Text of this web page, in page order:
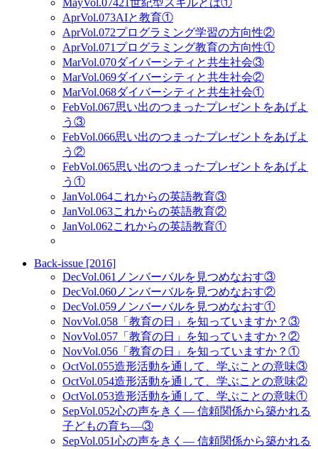
MayVol.07421世紀型スキルとは①
AprVol.073AIと教育①
AprVol.072プログラミング学習の方向性②
AprVol.071 プログラミング教育の方向性①
MarVol.070ダイバーシティと共生社会③
MarVol.069ダイバーシティと共生社会②
MarVol.068ダイバーシティと共生社会①
FebVol.067思い出のつまったプレゼントをあげよ
う③
FebVol.066思い出のつまったプレゼントをあげよ
う②
FebVol.065思い出のつまったプレゼントをあげよ
う①
JanVol.064これからの英語教育③
JanVol.063これからの英語教育②
JanVol.062これからの英語教育①
Back-issue [2016]
DecVol.061 ノンバーバルを見つめなおす③
DecVol.060 ノンバーバルを見つめなおす②
DecVol.059 ノンバーバルを見つめなおす①
NovVol.058 「教育の日」を知っていますか？③
NovVol.057 「教育の日」を知っていますか？②
NovVol.056 「教育の日」を知っていますか？①
OctVol.055造形活動を通して、学ぶことの意味③
OctVol.054造形活動を通して、学ぶことの意味②
OctVol.053造形活動を通して、学ぶことの意味①
SepVol.052心の声をきく— 信頼関係から築かれる
子どもの育ち—③
SepVol.051心の声をきく— 信頼関係から築かれる